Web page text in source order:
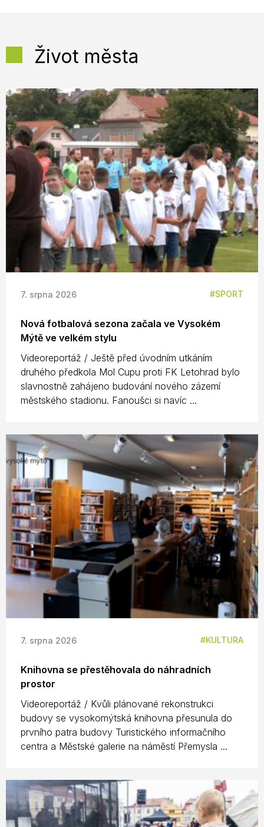
Život města
7. srpna 2026 SPORT
Nová fotbalová sezona začala ve Vysokém
Mýtě ve velkém stylu
Videoreportáž / Ještě před úvodním utkáním
druhého předkola Mol Cupu proti FK Letohrad bylo
slavnostně zahájeno budování nového zázemí
městského stadionu. Fanoušci si navíc ...
7. srpna 2026 KULTURA
Knihovna se přestěhovala do náhradních
prostor
Videoreportáž / Kvůli plánované rekonstrukci
budovy se vysokomýtská knihovna přesunula do
prvního patra budovy Turistického informačního
centra a Městské galerie na náměstí Přemysla ...